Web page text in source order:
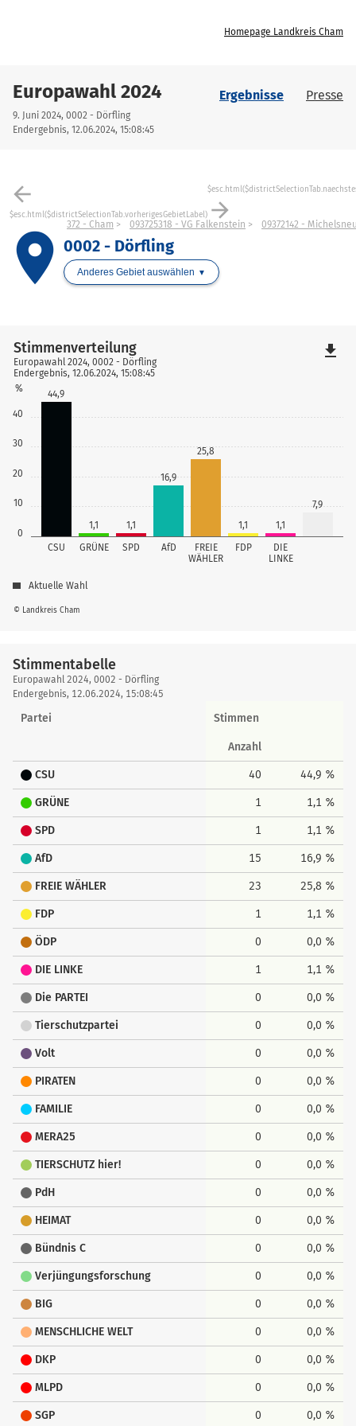
Homepage Landkreis Cham
Europawahl 2024
9. Juni 2024, 0002 - Dörfling
Endergebnis, 12.06.2024, 15:08:45
Ergebnisse Presse
arrow_back
$esc.html($districtSelectionTab.vorherigesGebietLabel) arrow_forward
place
372 - Cham 093725318 - VG Falkenstein 09372142 -
0002 - Dörfling
Anderes Gebiet auswählen
0
10
20
30
40
%
CSU GRÜNE SPD AfD
FREIE
WÄHLER
FDP
DIE
LINKE
44,9
1,1 1,1
16,9
25,8
1,1 1,1
7,9
© Landkreis Cham
Stimmenverteilung
Europawahl 2024, 0002 - Dörfling
Endergebnis, 12.06.2024, 15:08:45
Aktuelle Wahl
file_download
Stimmentabelle
Stimmentabelle
Europawahl 2024, 0002 - Dörfling
Endergebnis, 12.06.2024, 15:08:45
Partei Stimmen
Anzahl
CSU 40 44,9 %
GRÜNE 1 1,1 %
SPD 1 1,1 %
AfD 15 16,9 %
FREIE WÄHLER 23 25,8 %
FDP 1 1,1 %
ÖDP 0 0,0 %
DIE LINKE 1 1,1 %
Die PARTEI 0 0,0 %
Tierschutzpartei 0 0,0 %
Volt 0 0,0 %
PIRATEN 0 0,0 %
FAMILIE 0 0,0 %
MERA25 0 0,0 %
TIERSCHUTZ hier! 0 0,0 %
PdH 0 0,0 %
HEIMAT 0 0,0 %
Bündnis C 0 0,0 %
Verjüngungsforschung 0 0,0 %
BIG 0 0,0 %
MENSCHLICHE WELT 0 0,0 %
DKP 0 0,0 %
MLPD 0 0,0 %
SGP 0 0,0 %